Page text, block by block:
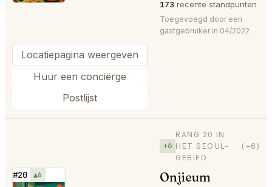
173 recente standpunten
Toegevoegd door een
gastgebruiker in 04/2022
Locatiepagina weergeven
Huur een conciërge
Postlijst
#20 ▲6
+6
RANG 20 IN
HET SEOUL-
GEBIED
(+6)
Onjieum